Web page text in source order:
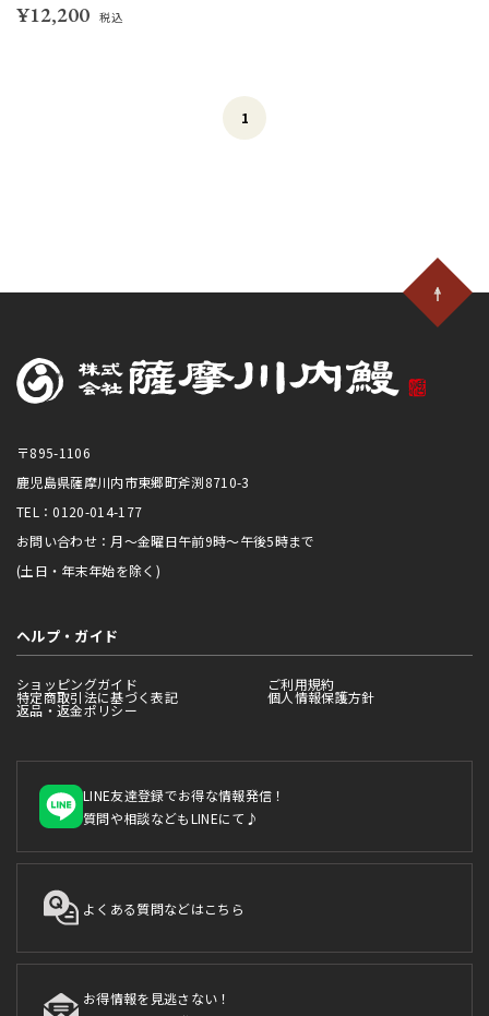
¥12,200 税込
1
〒895-1106
鹿児島県薩摩川内市東郷町斧渕8710-3
TEL：0120-014-177
お問い合わせ：月～金曜日午前9時～午後5時まで
(土日・年末年始を除く)
ヘルプ・ガイド
ショッピングガイド ご利用規約
特定商取引法に基づく表記 個人情報保護方針
返品・返金ポリシー
LINE友達登録でお得な情報発信！
質問や相談などもLINEにて♪
よくある質問などはこちら
お得情報を見逃さない！